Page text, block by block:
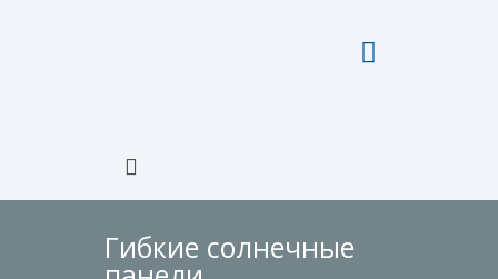
Гибкие солнечные